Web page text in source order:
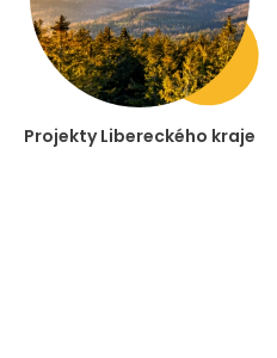
Projekty Libereckého kraje